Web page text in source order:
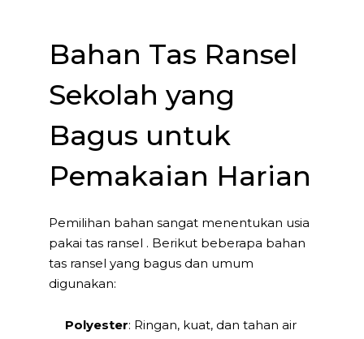
Bahan Tas Ransel
Sekolah yang
Bagus untuk
Pemakaian Harian
Pemilihan bahan sangat menentukan usia
pakai tas ransel . Berikut beberapa bahan
tas ransel yang bagus dan umum
digunakan:
Polyester: Ringan, kuat, dan tahan air